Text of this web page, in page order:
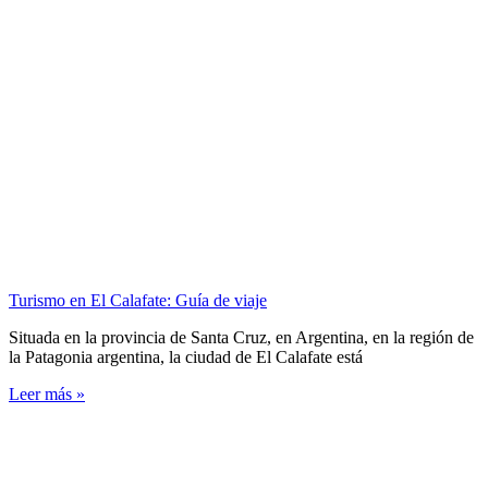
Turismo en El Calafate: Guía de viaje
Situada en la provincia de Santa Cruz, en Argentina, en la región de
la Patagonia argentina, la ciudad de El Calafate está
Leer más »